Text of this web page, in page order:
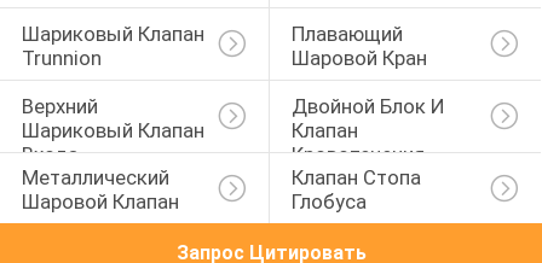
Шариковый Клапан
Trunnion
Плавающий
Шаровой Кран
Верхний
Шариковый Клапан
Входа
Двойной Блок И
Клапан
Кровотечения
Металлический
Шаровой Клапан
Клапан Стопа
Глобуса
Запрос Цитировать